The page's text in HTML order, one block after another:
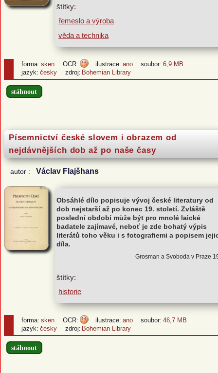
štítky:
řemeslo a výroba
věda a technika
forma: sken OCR: ilustrace: ano soubor: 6,9 MB
jazyk: česky zdroj: Bohemian Library
stáhnout
Písemnictví české slovem i obrazem od
nejdávnějších dob až po naše časy
autor : Václav Flajšhans
Obsáhlé dílo popisuje vývoj české literatury od
dob nejstarší až po konec 19. století. Zvláště
poslední období může být pro mnolé laické
badatele zajímavé, neboť je zde bohatý výpis
literátů toho věku i s fotografiemi a popisem
díla.
Grosman a Svoboda v Praze
štítky:
historie
forma: sken OCR: ilustrace: ano soubor: 46,7 MB
jazyk: česky zdroj: Bohemian Library
stáhnout